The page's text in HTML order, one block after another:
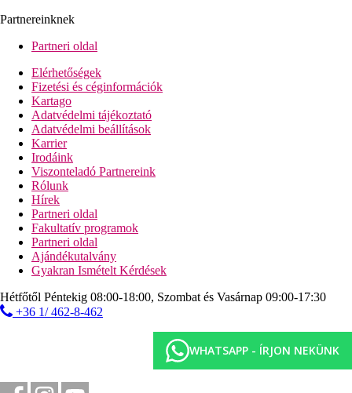
Partnereinknek
Partneri oldal
Elérhetőségek
Fizetési és céginformációk
Kartago
Adatvédelmi tájékoztató
Adatvédelmi beállítások
Karrier
Irodáink
Viszonteladó Partnereink
Rólunk
Hírek
Partneri oldal
Fakultatív programok
Partneri oldal
Ajándékutalvány
Gyakran Ismételt Kérdések
Hétfőtől Péntekig 08:00-18:00, Szombat és Vasárnap 09:00-17:30
+36 1/ 462-8-462
WHATSAPP - ÍRJON NEKÜNK